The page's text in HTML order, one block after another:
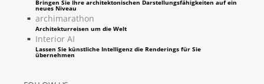
Bringen Sie Ihre architektonischen Darstellungsfähigkeiten auf ein
neues Niveau
archimarathon
Architekturreisen um die Welt
Interior AI
Lassen Sie künstliche Intelligenz die Renderings für Sie
übernehmen